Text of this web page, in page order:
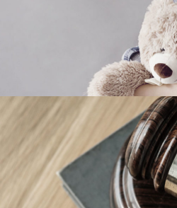
Family
Giving Million